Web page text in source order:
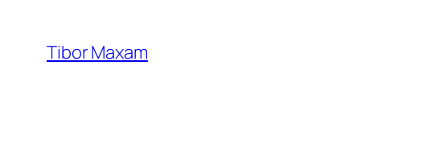
Inhalt
springen
Tibor Maxam